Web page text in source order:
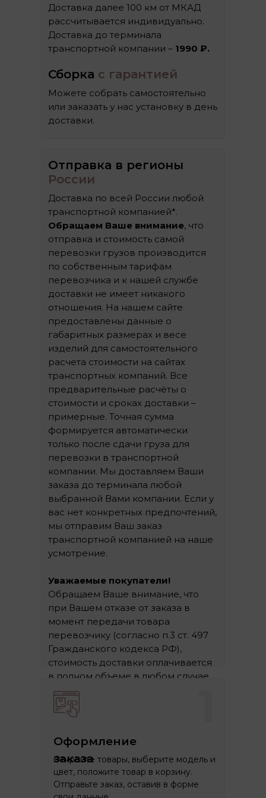
Доставка далее 100 км от МКАД
рассчитывается индивидуально.
Доставка до терминала
транспортной компании – 1990 ₽.
Сборка с гарантией
Можете собрать самостоятельно
или заказать у нас установку в день
доставки.
Доставка по всей России любой
транспортной компанией*.
Обращаем Ваше внимание, что
отправка и стоимость самой
перевозки грузов производится
по собственным тарифам
перевозчика и к нашей службе
доставки не имеет никакого
отношения. На нашем сайте
предоставлены данные о
габаритных размерах и весе
изделий для самостоятельного
расчета стоимости на сайтах
транспортных компаний. Все
предварительные расчёты о
стоимости и сроках доставки –
примерные. Точная сумма
формируется автоматически
только после сдачи груза для
перевозки в транспортной
компании. Мы доставляем Ваши
заказа до терминала любой
выбранной Вами компании. Если у
вас нет конкретных предпочтений,
мы отправим Ваш заказ
транспортной компанией на наше
усмотрение.
Уважаемые покупатели!
Обращаем Ваше внимание, что
при Вашем отказе от заказа в
момент передачи товара
перевозчику (согласно п.3 ст. 497
Гражданского кодекса РФ),
стоимость доставки оплачивается
в полном объеме в любом случае.
Отправка в регионы
России
Оформление
заказа
Откройте товары, выберите модель и
цвет, положите товар в корзину.
Отправьте заказ, оставив в форме